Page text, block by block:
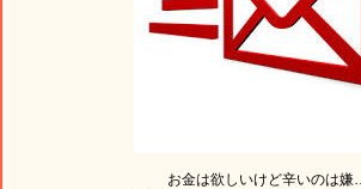
お金は欲しいけど辛いのは嫌…